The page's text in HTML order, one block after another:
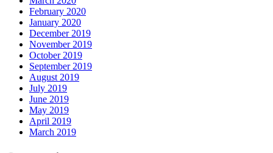
February 2020
January 2020
December 2019
November 2019
October 2019
September 2019
August 2019
July 2019
June 2019
May 2019
April 2019
March 2019